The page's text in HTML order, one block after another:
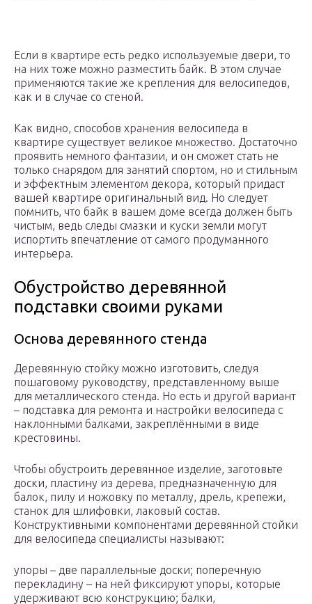
Если в квартире есть редко используемые двери, то
на них тоже можно разместить байк. В этом случае
применяются такие же крепления для велосипедов,
как и в случае со стеной.
Как видно, способов хранения велосипеда в
квартире существует великое множество. Достаточно
проявить немного фантазии, и он сможет стать не
только снарядом для занятий спортом, но и стильным
и эффектным элементом декора, который придаст
вашей квартире оригинальный вид. Но следует
помнить, что байк в вашем доме всегда должен быть
чистым, ведь следы смазки и куски земли могут
испортить впечатление от самого продуманного
интерьера.
Обустройство деревянной
подставки своими руками
Основа деревянного стенда
Деревянную стойку можно изготовить, следуя
пошаговому руководству, представленному выше
для металлического стенда. Но есть и другой вариант
– подставка для ремонта и настройки велосипеда с
наклонными балками, закреплёнными в виде
крестовины.
Чтобы обустроить деревянное изделие, заготовьте
доски, пластину из дерева, предназначенную для
балок, пилу и ножовку по металлу, дрель, крепежи,
станок для шлифовки, лаковый состав.
Конструктивными компонентами деревянной стойки
для велосипеда специалисты называют:
упоры – две параллельные доски; поперечную
перекладину – на ней фиксируют упоры, которые
удерживают всю конструкцию; балки,